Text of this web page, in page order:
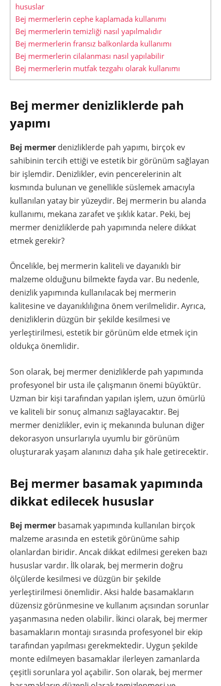
hususlar
Bej mermerlerin cephe kaplamada kullanımı
Bej mermerlerin temizliği nasıl yapılmalıdır
Bej mermerlerin fransız balkonlarda kullanımı
Bej mermerlerin cilalanması nasıl yapılabilir
Bej mermerlerin mutfak tezgahı olarak kullanımı
Bej mermer denizliklerde pah
yapımı
Bej mermer denizliklerde pah yapımı, birçok ev
sahibinin tercih ettiği ve estetik bir görünüm sağlayan
bir işlemdir. Denizlikler, evin pencerelerinin alt
kısmında bulunan ve genellikle süslemek amacıyla
kullanılan yatay bir yüzeydir. Bej mermerin bu alanda
kullanımı, mekana zarafet ve şıklık katar. Peki, bej
mermer denizliklerde pah yapımında nelere dikkat
etmek gerekir?
Öncelikle, bej mermerin kaliteli ve dayanıklı bir
malzeme olduğunu bilmekte fayda var. Bu nedenle,
denizlik yapımında kullanılacak bej mermerin
kalitesine ve dayanıklılığına önem verilmelidir. Ayrıca,
denizliklerin düzgün bir şekilde kesilmesi ve
yerleştirilmesi, estetik bir görünüm elde etmek için
oldukça önemlidir.
Son olarak, bej mermer denizliklerde pah yapımında
profesyonel bir usta ile çalışmanın önemi büyüktür.
Uzman bir kişi tarafından yapılan işlem, uzun ömürlü
ve kaliteli bir sonuç almanızı sağlayacaktır. Bej
mermer denizlikler, evin iç mekanında bulunan diğer
dekorasyon unsurlarıyla uyumlu bir görünüm
oluşturarak yaşam alanınızı daha şık hale getirecektir.
Bej mermer basamak yapımında
dikkat edilecek hususlar
Bej mermer basamak yapımında kullanılan birçok
malzeme arasında en estetik görünüme sahip
olanlardan biridir. Ancak dikkat edilmesi gereken bazı
hususlar vardır. İlk olarak, bej mermerin doğru
ölçülerde kesilmesi ve düzgün bir şekilde
yerleştirilmesi önemlidir. Aksi halde basamakların
düzensiz görünmesine ve kullanım açısından sorunlar
yaşanmasına neden olabilir. İkinci olarak, bej mermer
basamakların montajı sırasında profesyonel bir ekip
tarafından yapılması gerekmektedir. Uygun şekilde
monte edilmeyen basamaklar ilerleyen zamanlarda
çeşitli sorunlara yol açabilir. Son olarak, bej mermer